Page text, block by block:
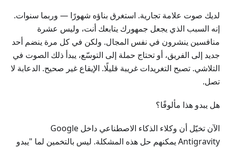
لديك صوت علامة تجارية. استغرق بناؤه شهورًا — وربما سنوات.
إنه السبب الذي يجعل جمهورك يتابعك أنت، وليس عشرة
منافسين ينشرون في نفس المجال. ولكن في كل مرة ينضم أحد
جديد إلى الفريق، أو تحتاج حملة إلى التوسّع، يبدأ ذلك الصوت في
التلاشي. تصبح التغريدات غريبة قليلًا. الإيقاع غير صحيح. الدعابة لا
تصل.
هل يبدو هذا مألوفًا؟
الآن تخيّل أن وكلاء الذكاء الاصطناعي داخل Google
Antigravity يمكنهم حل هذه المشكلة. ليس بالتخمين لما "يبدو